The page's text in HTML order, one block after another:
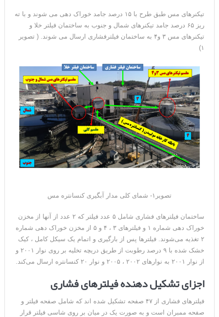
تیکنرهای مس طبق طرح با ۱۵ درصد جامد خوراک دهی می شوند و با ته
ریز ۶۵ درصد جامد تیکنرهای شمال و جنوب به ساختمان فیلتر خلا و
تیکنرهای مس ۳ و۴ به ساختمان فیلترفشاری ارسال می شوند. ( تصویر
۱)
تصویر۱- شمای کلی مدار آبگیری کنسانتره مس
ساختمان فیلترهای فشاری شامل ۵ عدد فیلتر که ۲ عدد از آنها از مخزن
خوراک دهی شماره ۱ و فیلترهای ۳ ، ۴ و ۵ از مخزن خوراک دهی شماره
۲ تغذیه می‌شوند. فیلترها پس از بارگیری و اتمام یک سیکل کامل ، کیک
خشک شده با ۹ درصد رطوبت از طریق دریچه تخلیه بر روی نوار ۲۰۰۱ و
از نوار ۲۰۰۱ به نوارهای ۲۰۰۲ ، ۲۰۰۵ و نوار ۲۰ کنسانتره ارسال می‌کند.
اجزای تشکیل دهنده فیلترهای فشاری
فیلترهای فشاری از ۴۷ صفحه تشکیل شده اند که شامل صفحه فیلتر و
صفحه ممبران است و به صورت یک در میان بر روی شاسی فیلتر قرار